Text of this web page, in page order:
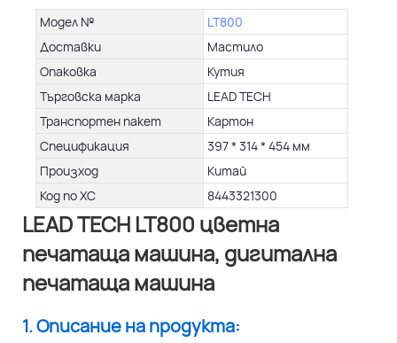
Модел №
LT800
Доставки
Мастило
Опаковка
Кутия
Търговска марка
LEAD TECH
Транспортен пакет
Картон
Спецификация
397 * 314 * 454 мм
Произход
Китай
Код по ХС
8443321300
LEAD TECH LT800 цветна
печатаща машина, дигитална
печатаща машина
1. Описание на продукта: